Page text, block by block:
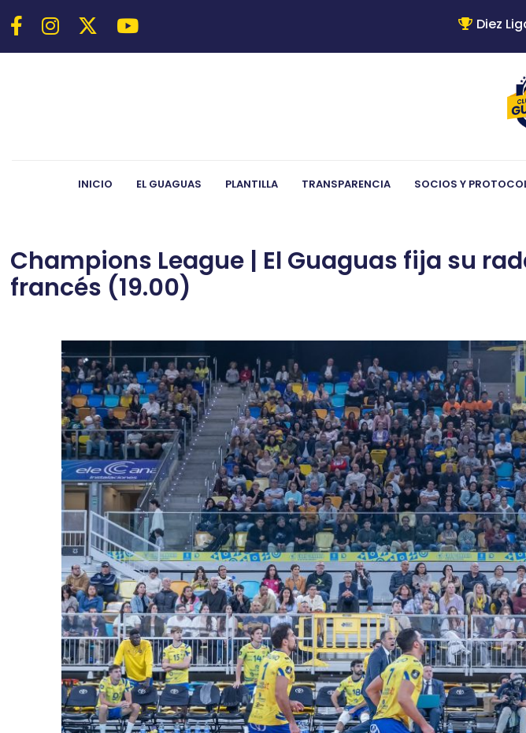
Diez
INICIO EL GUAGUAS PLANTILLA TRANSPARENCIA SOCIOS Y
Champions League | El Guaguas fija su
francés (19.00)